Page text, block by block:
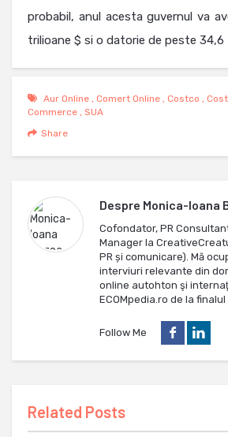
probabil, anul acesta guvernul va
trilioane $ si o datorie de peste 34,6
Aur Online , Comert Online , Costco ,
Commerce , SUA
Share
Despre Monica-Ioana
Cofondator, PR
Manager la
PR și comunicare). Mă
interviuri relevante din
online autohton şi
ECOMpedia.ro de la finalul
Follow Me
Related Posts